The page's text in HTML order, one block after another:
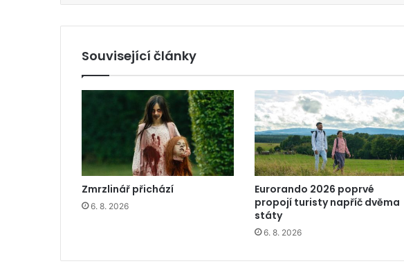
Související články
Zmrzlinář přichází
6. 8. 2026
Eurorando 2026 poprvé
propojí turisty napříč dvěma
státy
6. 8. 2026